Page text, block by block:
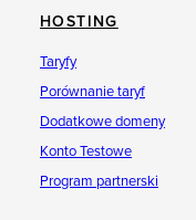
HOSTING
Taryfy
Porównanie taryf
Dodatkowe domeny
Konto Testowe
Program partnerski